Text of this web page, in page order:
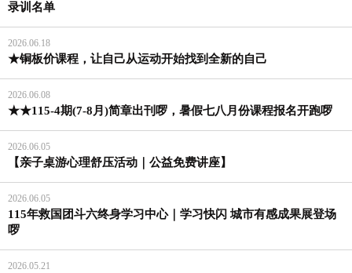
录训名单
2026.06.18
★铜板价课程，让自己从运动开始找到全新的自己
2026.06.08
★★115-4期(7-8月)简章出刊啰，暑假七八月份课程报名开跑啰
2026.06.05
【亲子桌游心理舒压活动｜公益免费讲座】
2026.06.05
115年救国团斗六终身学习中心｜学习快闪 城市有感成果展登场
啰
2026.05.21